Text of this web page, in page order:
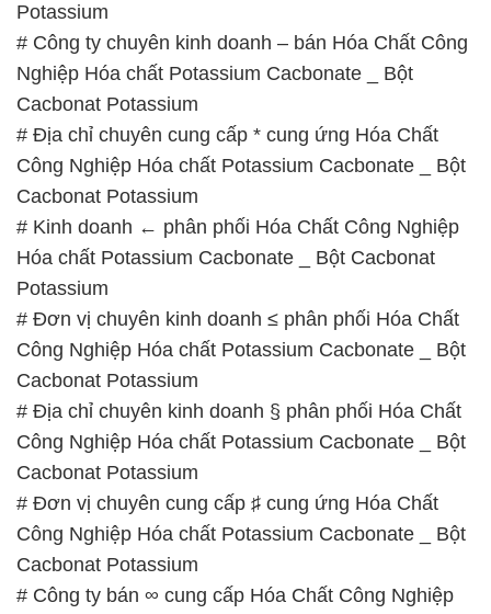
Potassium
# Công ty chuyên kinh doanh – bán Hóa Chất Công
Nghiệp Hóa chất Potassium Cacbonate _ Bột
Cacbonat Potassium
# Địa chỉ chuyên cung cấp * cung ứng Hóa Chất
Công Nghiệp Hóa chất Potassium Cacbonate _ Bột
Cacbonat Potassium
# Kinh doanh ← phân phối Hóa Chất Công Nghiệp
Hóa chất Potassium Cacbonate _ Bột Cacbonat
Potassium
# Đơn vị chuyên kinh doanh ≤ phân phối Hóa Chất
Công Nghiệp Hóa chất Potassium Cacbonate _ Bột
Cacbonat Potassium
# Địa chỉ chuyên kinh doanh § phân phối Hóa Chất
Công Nghiệp Hóa chất Potassium Cacbonate _ Bột
Cacbonat Potassium
# Đơn vị chuyên cung cấp ♯ cung ứng Hóa Chất
Công Nghiệp Hóa chất Potassium Cacbonate _ Bột
Cacbonat Potassium
# Công ty bán ∞ cung cấp Hóa Chất Công Nghiệp